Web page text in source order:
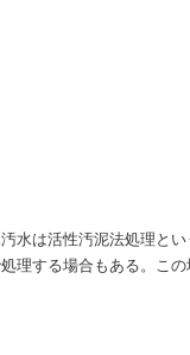
水は活性汚泥法処理と
理する場合もある。こ